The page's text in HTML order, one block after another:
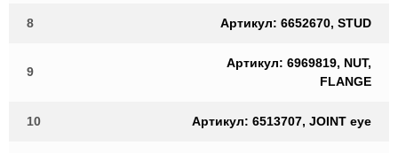
8 Артикул: 6652670, STUD
9
Артикул: 6969819, NUT,
FLANGE
10 Артикул: 6513707, JOINT eye